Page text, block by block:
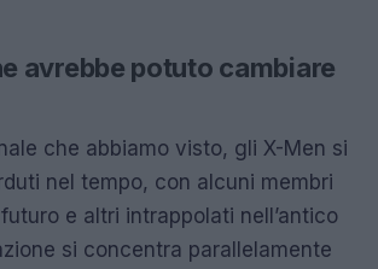
avrebbe potuto cambiare
che abbiamo visto, gli X-Men si
nel tempo, con alcuni membri
e altri intrappolati nell’antico
si concentra parallelamente